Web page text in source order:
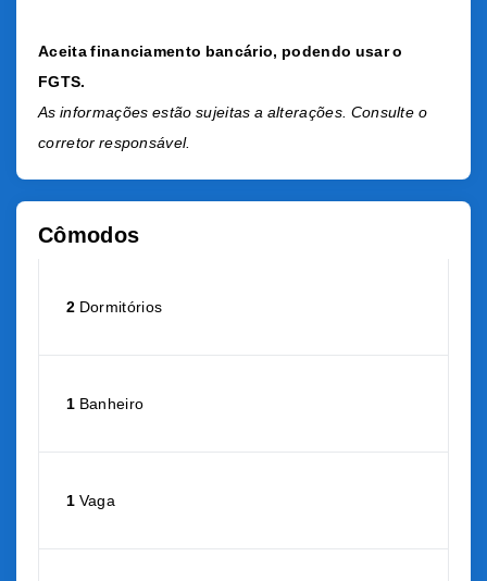
Aceita financiamento bancário, podendo usar o
FGTS.
As informações estão sujeitas a alterações. Consulte o
corretor responsável.
Cômodos
2 Dormitórios
1 Banheiro
1 Vaga